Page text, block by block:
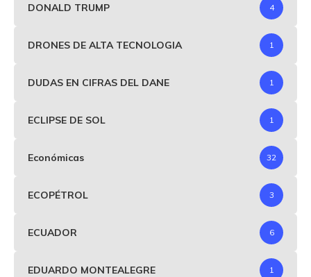
DONALD TRUMP 4
DRONES DE ALTA TECNOLOGIA 1
DUDAS EN CIFRAS DEL DANE 1
ECLIPSE DE SOL 1
Económicas 32
ECOPÉTROL 3
ECUADOR 6
EDUARDO MONTEALEGRE 1